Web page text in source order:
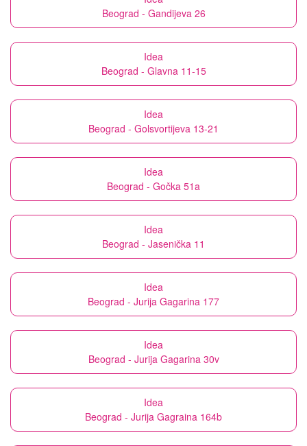
Beograd - Gandijeva 26
Idea
Beograd - Glavna 11-15
Idea
Beograd - Golsvortijeva 13-21
Idea
Beograd - Gočka 51a
Idea
Beograd - Jasenička 11
Idea
Beograd - Jurija Gagarina 177
Idea
Beograd - Jurija Gagarina 30v
Idea
Beograd - Jurija Gagraina 164b